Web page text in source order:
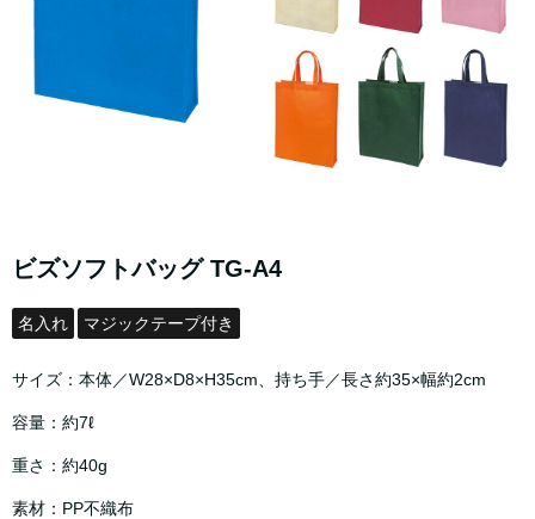
ビズソフトバッグ TG-A4
名入れ マジックテープ付き
サイズ：本体／W28×D8×H35cm、持ち手／長さ約35×幅約2cm
容量：約7ℓ
重さ：約40g
素材：PP不織布